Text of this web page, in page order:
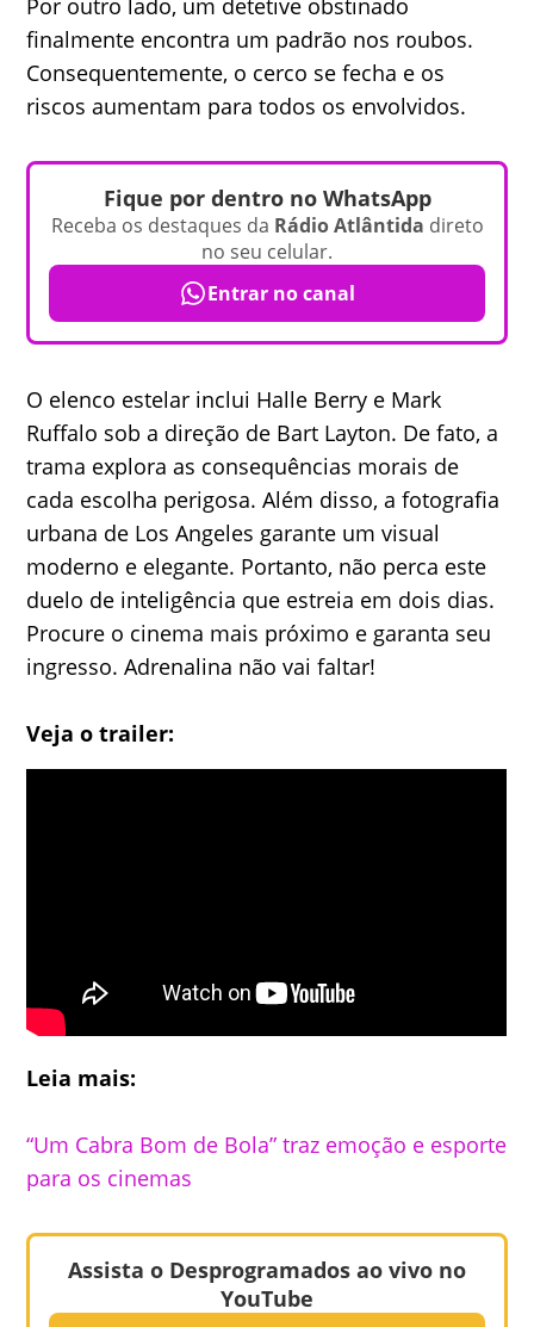
Por outro lado, um detetive obstinado
finalmente encontra um padrão nos roubos.
Consequentemente, o cerco se fecha e os
riscos aumentam para todos os envolvidos.
Fique por dentro no WhatsApp
Receba os destaques da Rádio Atlântida direto
no seu celular.
Entrar no canal
O elenco estelar inclui Halle Berry e Mark
Ruffalo sob a direção de Bart Layton. De fato, a
trama explora as consequências morais de
cada escolha perigosa. Além disso, a fotografia
urbana de Los Angeles garante um visual
moderno e elegante. Portanto, não perca este
duelo de inteligência que estreia em dois dias.
Procure o cinema mais próximo e garanta seu
ingresso. Adrenalina não vai faltar!
Veja o trailer:
Leia mais:
“Um Cabra Bom de Bola” traz emoção e esporte
para os cinemas
Assista o Desprogramados ao vivo no
YouTube